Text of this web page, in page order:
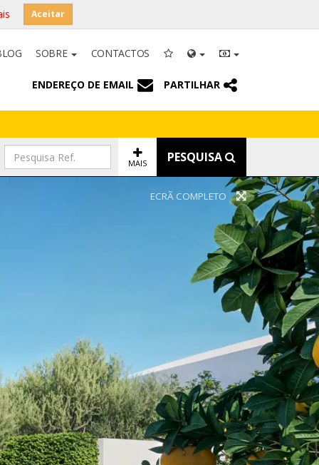
Aceitar
SOBRE CONTACTOS
ENDEREÇO DE EMAIL PARTILHAR
MAIS PESQUISA
ECRÃ COMPLETO